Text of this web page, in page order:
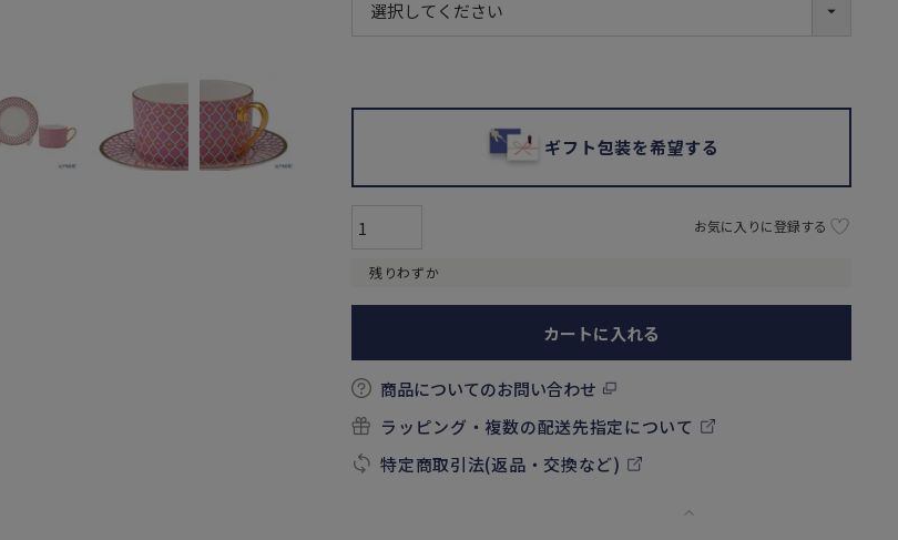
ギフト包装を希望する
残りわずか
お気に入りに登録する
カートに入れる
商品についてのお問い合わせ
ラッピング・複数の配送先指定について
特定商取引法(返品・交換など)